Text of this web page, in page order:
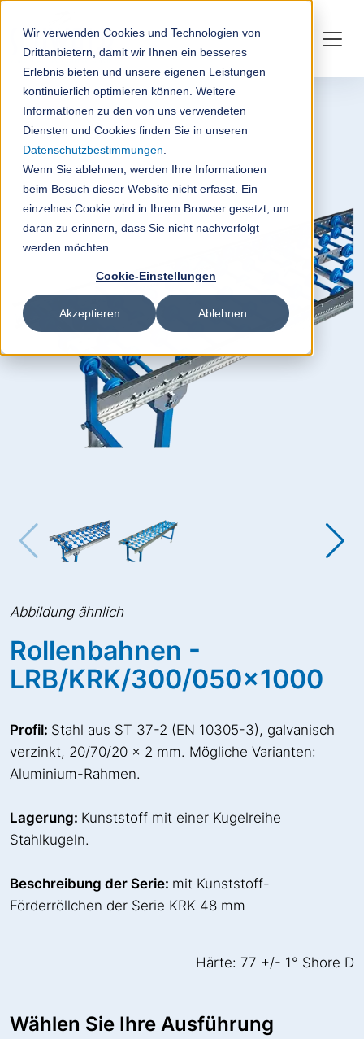
Wir verwenden Cookies und Technologien von
Drittanbietern, damit wir Ihnen ein besseres
Erlebnis bieten und unsere eigenen Leistungen
kontinuierlich optimieren können. Weitere
Informationen zu den von uns verwendeten
Diensten und Cookies finden Sie in unseren
Datenschutzbestimmungen
Wenn Sie ablehnen, werden Ihre Informationen
beim Besuch dieser Website nicht erfasst. Ein
einzelnes Cookie wird in Ihrem Browser gesetzt, um
daran zu erinnern, dass Sie nicht nachverfolgt
werden möchten.
Cookie-Einstellungen
Akzeptieren Ablehnen
Abbildung ähnlich
Rollenbahnen -
LRB/KRK/300/050x1000
Profil: Stahl aus ST 37-2 (EN 10305-3), galvanisch
verzinkt, 20/70/20 x 2 mm. Mögliche Varianten:
Aluminium-Rahmen.
Lagerung: Kunststoff mit einer Kugelreihe
Stahlkugeln.
Beschreibung der Serie: mit Kunststoff-
Förderröllchen der Serie KRK 48 mm
Härte: 77 +/- 1° Shore D
Wählen Sie Ihre Ausführung